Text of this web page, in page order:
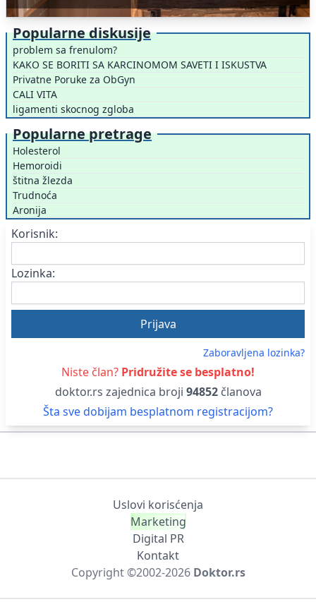
Popularne diskusije
problem sa frenulom?
KAKO SE BORITI SA KARCINOMOM SAVETI I ISKUSTVA
Privatne Poruke za ObGyn
CALI VITA
ligamenti skocnog zgloba
Popularne pretrage
Holesterol
Hemoroidi
štitna žlezda
Trudnoća
Aronija
Korisnik:
Lozinka:
Zaboravljena lozinka?
Niste član? Pridružite se besplatno!
doktor.rs zajednica broji 94852članova
Šta sve dobijam besplatnom registracijom?
Uslovi korisćenja
Marketing
Digital PR
Kontakt
Copyright ©2002-2026 Doktor.rs